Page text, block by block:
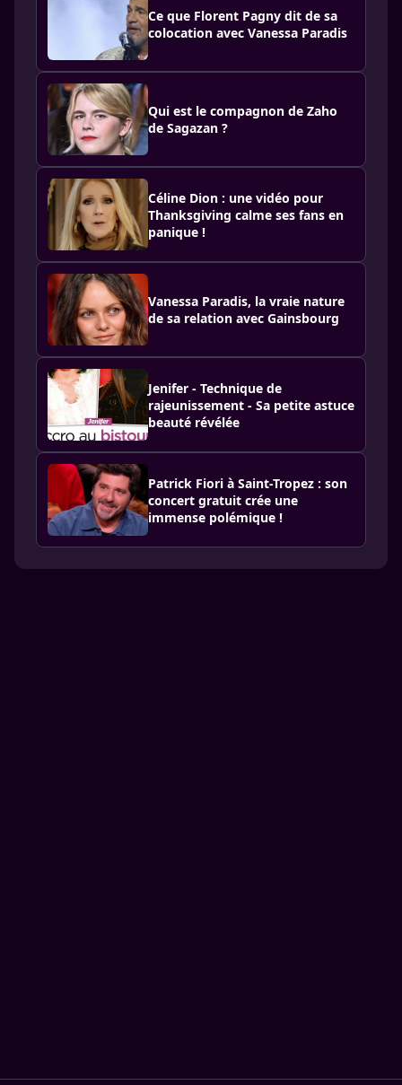
Ce que Florent Pagny dit de sa
colocation avec Vanessa Paradis
Qui est le compagnon de Zaho
de Sagazan ?
Céline Dion : une vidéo pour
Thanksgiving calme ses fans en
panique !
Vanessa Paradis, la vraie nature
de sa relation avec Gainsbourg
Jenifer - Technique de
rajeunissement - Sa petite astuce
beauté révélée
Patrick Fiori à Saint-Tropez : son
concert gratuit crée une
immense polémique !